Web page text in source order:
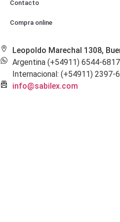
Contacto
Compra online
Leopoldo Marechal 1308,
Argentina (+54911) 6544-6817
Internacional: (+54911) 2397-
info@sabilex.com